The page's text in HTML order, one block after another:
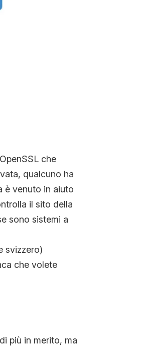
che
qualcuno ha
è venuto in aiuto
il sito della
sono sistemi a
svizzero)
che volete
più in merito, ma